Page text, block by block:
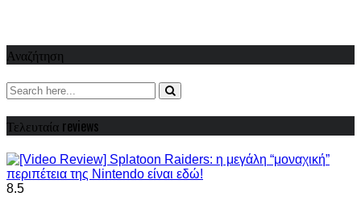
Αναζήτηση
Τελευταία reviews
8.5